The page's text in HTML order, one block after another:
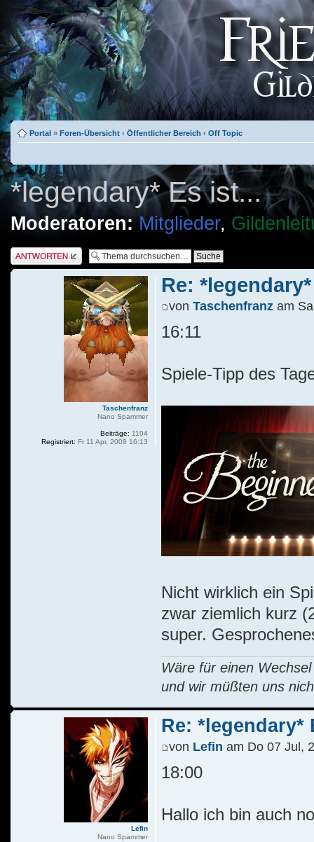
Portal » Foren-Übersicht ‹ Öffentlicher Bereich ‹ Off Topic
*legendary* Es ist...
Moderatoren: Mitglieder,
Antwort schreiben
Re:
von Taschenfranzam Sa
16:11
Spiele-Tipp des
Nicht wirklich ein
zwar ziemlich kurz
super.
Wäre für einen
und wir müßten uns
Taschenfranz
Nano Spammer
Beiträge: 1104
Registriert: Fr 11 Apr, 2008 16:13
Re: *legendary*
von Lefin am Do 07 Jul,
18:00
Hallo ich bin auch
Lefin
Nano Spammer